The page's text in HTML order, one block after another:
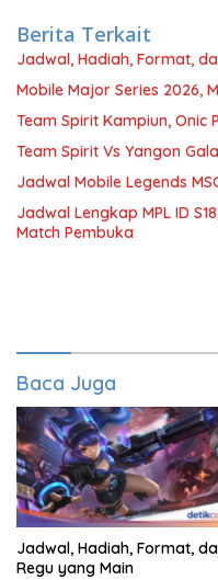
Berita Terkait
Jadwal, Hadiah, Format,
Mobile Major Series 2026,
Team Spirit Kampiun, Onic
Team Spirit Vs Yangon
Jadwal Mobile Legends
Jadwal Lengkap MPL ID
Match Pembuka
Baca Juga
Jadwal, Hadiah, Format,
Regu yang Main